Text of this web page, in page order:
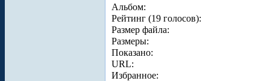
Альбом:
Рейтинг (19 голосов):
Размер файла:
Размеры:
Показано:
URL:
Избранное: